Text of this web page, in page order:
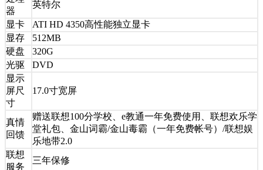
器
英特尔
显卡
ATI HD 4350高性能独立显卡
显存
512MB
硬盘
320G
光驱
DVD
显示
屏尺
寸
17.0寸宽屏
真情
回馈
赠送联想100分学校、e教通一年免费使用、联想欢乐学
堂礼包、金山词霸/金山毒霸（一年免费帐号）/联想娱
乐地带2.0
联想
服务
三年保修